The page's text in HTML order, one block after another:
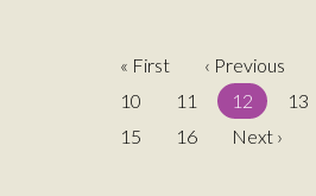
« First ‹ Previous
10
11 12 13
15
16 Next ›